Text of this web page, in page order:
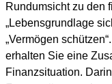
Rundumsicht zu den
„Lebensgrundlage
„Vermögen
erhalten Sie eine
Finanzsituation.